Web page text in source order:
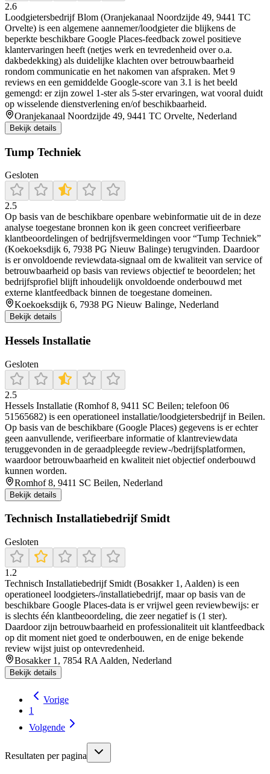
2.6
Loodgietersbedrijf Blom (Oranjekanaal Noordzijde 49, 9441 TC
Orvelte) is een algemene aannemer/loodgieter die blijkens de
beperkte beschikbare Google Places-feedback zowel positieve
klantervaringen heeft (netjes werk en tevredenheid over o.a.
dakbedekking) als duidelijke klachten over betrouwbaarheid
rondom communicatie en het nakomen van afspraken. Met 9
reviews en een gemiddelde Google-score van 3.1 is het beeld
gemengd: er zijn zowel 1-ster als 5-ster ervaringen, wat vooral duidt
op wisselende dienstverlening en/of beschikbaarheid.
Oranjekanaal Noordzijde 49, 9441 TC Orvelte, Nederland
Bekijk details
Tump Techniek
Gesloten
2.5
Op basis van de beschikbare openbare webinformatie uit de in deze
analyse toegestane bronnen kon ik geen concreet verifieerbare
klantbeoordelingen of bedrijfsvermeldingen voor “Tump Techniek”
(Koekoeksdijk 6, 7938 PG Nieuw Balinge) terugvinden. Daardoor
is er onvoldoende reviewdata-signaal om de kwaliteit van service of
betrouwbaarheid op basis van reviews objectief te beoordelen; het
bedrijfsprofiel blijft inhoudelijk onvoldoende onderbouwd met
externe klantfeedback binnen de toegestane domeinen.
Koekoeksdijk 6, 7938 PG Nieuw Balinge, Nederland
Bekijk details
Hessels Installatie
Gesloten
2.5
Hessels Installatie (Romhof 8, 9411 SC Beilen; telefoon 06
51565682) is een operationeel installatie/loodgietersbedrijf in Beilen.
Op basis van de beschikbare (Google Places) gegevens is er echter
geen aanvullende, verifieerbare informatie of klantreviewdata
teruggevonden in de geraadpleegde review-/bedrijfsplatformen,
waardoor betrouwbaarheid en kwaliteit niet objectief onderbouwd
kunnen worden.
Romhof 8, 9411 SC Beilen, Nederland
Bekijk details
Technisch Installatiebedrijf Smidt
Gesloten
1.2
Technisch Installatiebedrijf Smidt (Bosakker 1, Aalden) is een
operationeel loodgieters-/installatiebedrijf, maar op basis van de
beschikbare Google Places-data is er vrijwel geen reviewbewijs: er
is slechts één klantbeoordeling, die zeer negatief is (1 ster).
Daardoor zijn betrouwbaarheid en professionaliteit uit klantfeedback
op dit moment niet goed te onderbouwen, en de enige bekende
review wijst juist op ontevredenheid.
Bosakker 1, 7854 RA Aalden, Nederland
Bekijk details
Vorige
1
Volgende
Resultaten per pagina